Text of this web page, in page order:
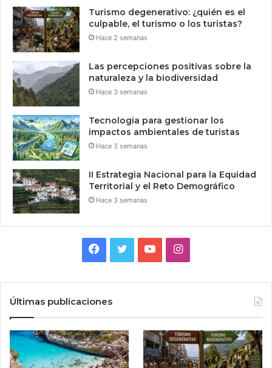
Turismo degenerativo: ¿quién es el
culpable, el turismo o los turistas?
Hace 2 semanas
Las percepciones positivas sobre la
naturaleza y la biodiversidad
Hace 3 semanas
Tecnologia para gestionar los
impactos ambientales de turistas
Hace 3 semanas
II Estrategia Nacional para la Equidad
Territorial y el Reto Demográfico
Hace 3 semanas
Facebook
TwitterYouTubeInstagram
Últimas publicaciones